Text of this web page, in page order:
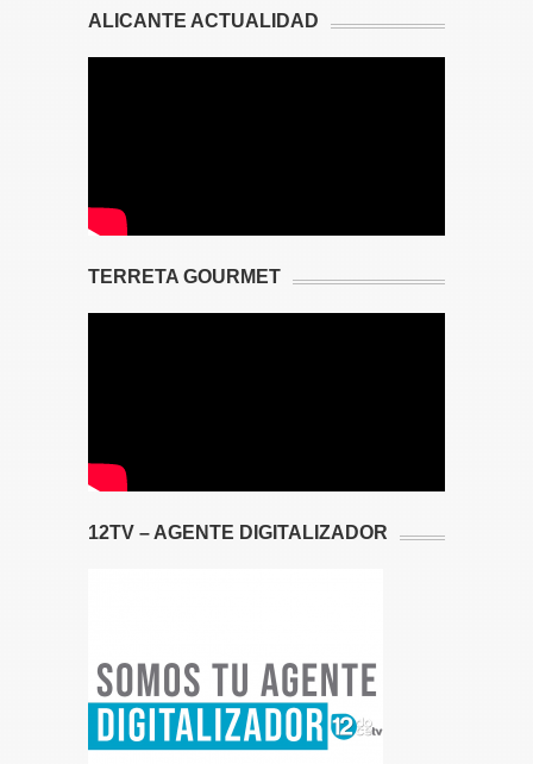
ALICANTE ACTUALIDAD
TERRETA GOURMET
12TV – AGENTE DIGITALIZADOR